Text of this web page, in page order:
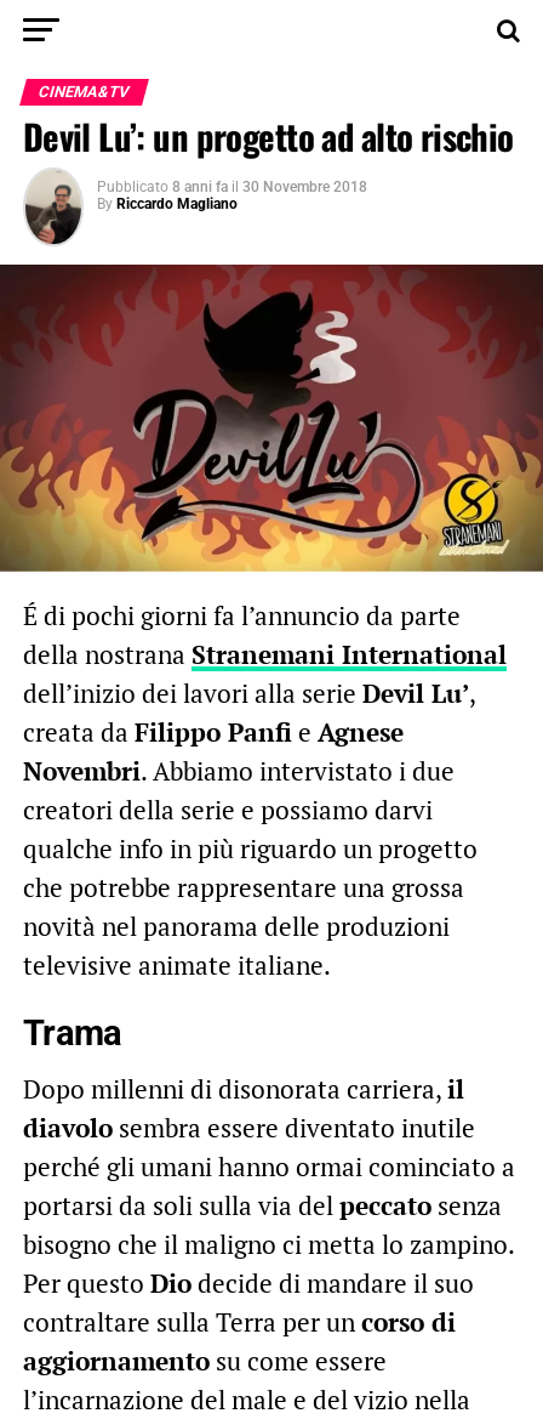
CINEMA&TV
Devil Lu’: un progetto ad alto rischio
Pubblicato 8 anni fa il 30 Novembre 2018
By Riccardo Magliano
É di pochi giorni fa l’annuncio da parte
della nostrana Stranemani International
dell’inizio dei lavori alla serie Devil Lu’,
creata da Filippo Panfie Agnese
Novembri. Abbiamo intervistato i due
creatori della serie e possiamo darvi
qualche info in più riguardo un progetto
che potrebbe rappresentare una grossa
novità nel panorama delle produzioni
televisive animate italiane.
Trama
Dopo millenni di disonorata carriera,il
diavolosembra essere diventato inutile
perché gli umani hanno ormai cominciato a
portarsi da soli sulla via delpeccatosenza
bisogno che il maligno ci metta lo zampino.
Per questo Diodecide di mandare il suo
contraltare sulla Terra per uncorso di
aggiornamentosu come essere
l’incarnazione del male e del vizio nella